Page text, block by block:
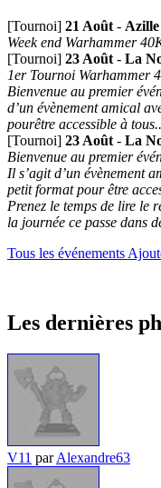
[Tournoi] 21 Août - Azille
Week end Warhammer
[Tournoi] 23 Août - La
1er Tournoi Warhammer
Bienvenue au premier
d’un évènement amical
pourêtre accessible à
[Tournoi] 23 Août - La
Bienvenue au premier
Il s’agit d’un évènement
petit format pour être
Prenez le temps de lire le
la journée ce passe dans
Tous les événements
Les dernières
V11 parAlexandre63